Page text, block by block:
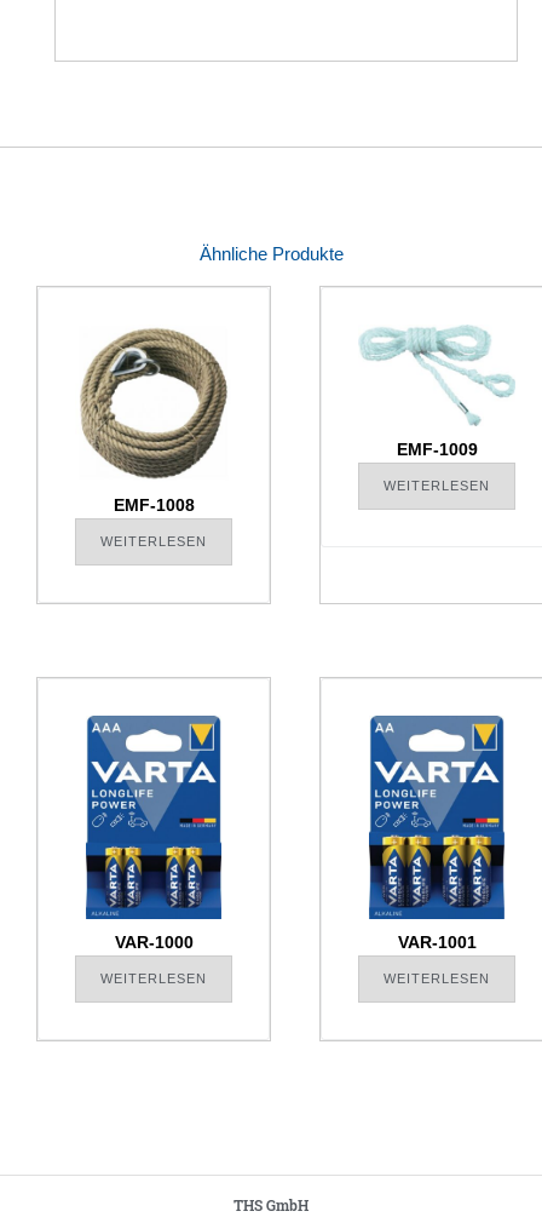
Ähnliche Produkte
EMF-1008
WEITERLESEN
EMF-1009
WEITERLESEN
VAR-1000
WEITERLESEN
VAR-1001
WEITERLESEN
THS GmbH